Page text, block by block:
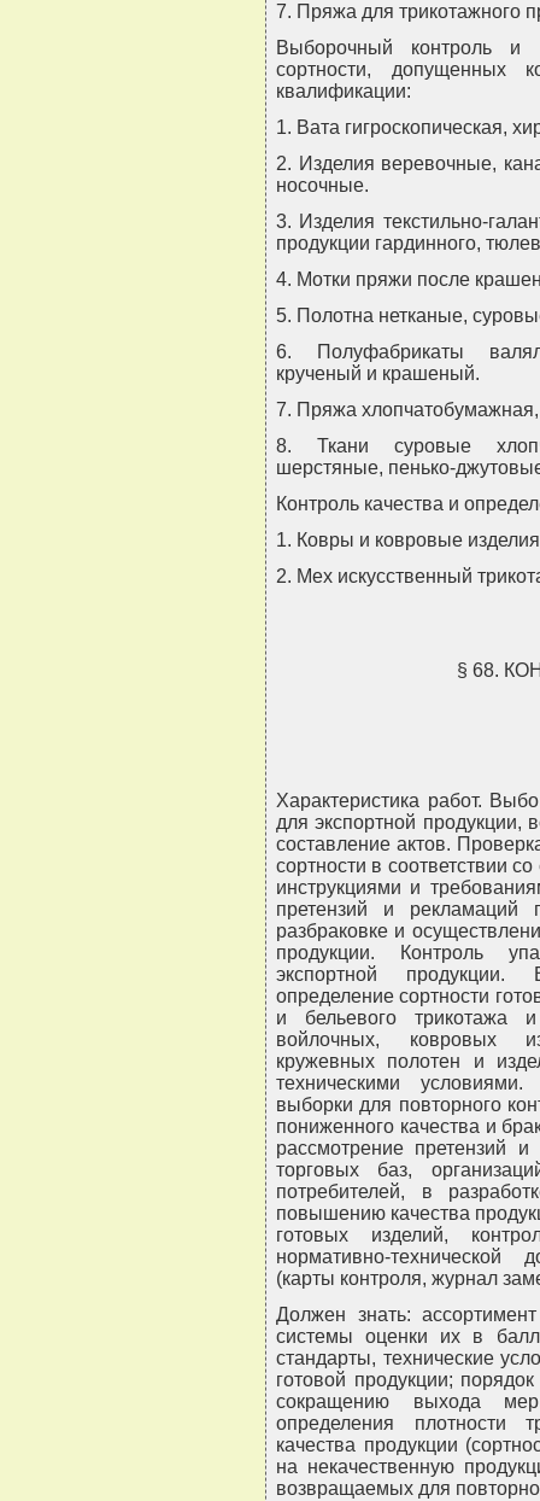
7. Пряжа для трикотажного
Выборочный контроль и
сортности, допущенных
квалификации:
1. Вата гигроскопическая,
2. Изделия веревочные,
носочные.
3. Изделия текстильно-
продукции гардинного,
4. Мотки пряжи после
5. Полотна нетканые,
6. Полуфабрикаты
крученый и крашеный.
7. Пряжа
8. Ткани суровые
шерстяные, пенько-
Контроль качества и
1. Ковры и ковровые
2. Мех искусственный
§ 68.
Характеристика работ.
для экспортной продукции,
составление актов.
сортности в соответствии
инструкциями и
претензий и рекламаций
разбраковке и
продукции. Контроль
экспортной
определение сортности
и бельевого трикотажа
войлочных, ковровых
кружевных полотен и
техническими
выборки для повторного
пониженного качества и
рассмотрение претензий
торговых баз,
потребителей, в
повышению качества
готовых изделий,
нормативно-технической
(карты контроля, журнал
Должен знать:
системы оценки их в
стандарты, технические
готовой продукции;
сокращению выхода
определения плотности
качества продукции
на некачественную
возвращаемых для